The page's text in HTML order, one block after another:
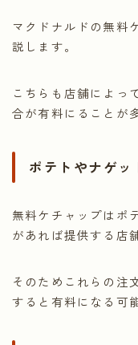
マクドナルドの無料
説します。
こちらも店舗によっ
合が有料にることが
ポテトやナゲ
無料ケチャップはポ
があれば提供する店
そのためこれらの注
すると有料になる可